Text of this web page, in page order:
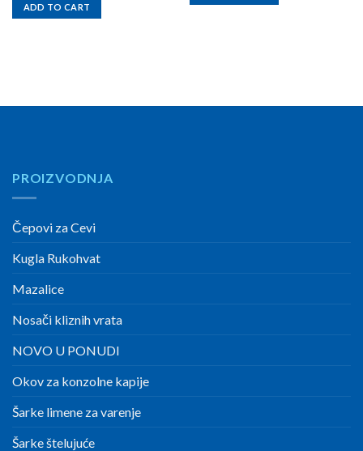
ADD TO CART
PROIZVODNJA
Čepovi za Cevi
Kugla Rukohvat
Mazalice
Nosači kliznih vrata
NOVO U PONUDI
Okov za konzolne kapije
Šarke limene za varenje
Šarke štelujuće